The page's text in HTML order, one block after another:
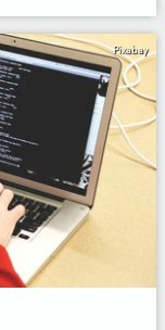
Pixabay